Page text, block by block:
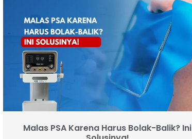
Malas PSA Karena Harus Bolak-Balik? Ini